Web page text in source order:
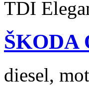
ŠKODA
diesel,